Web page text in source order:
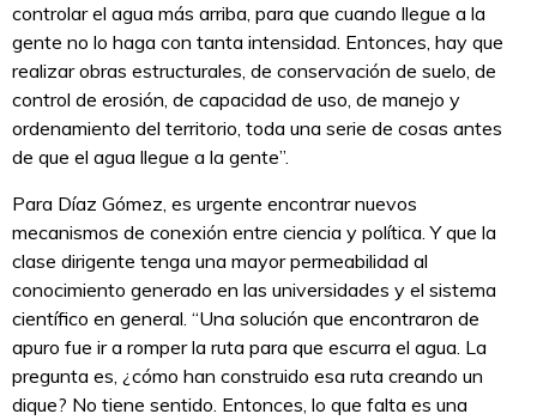
controlar el agua más arriba, para que cuando llegue a la
gente no lo haga con tanta intensidad. Entonces, hay que
realizar obras estructurales, de conservación de suelo, de
control de erosión, de capacidad de uso, de manejo y
ordenamiento del territorio, toda una serie de cosas antes
de que el agua llegue a la gente”.
Para Díaz Gómez, es urgente encontrar nuevos
mecanismos de conexión entre ciencia y política. Y que la
clase dirigente tenga una mayor permeabilidad al
conocimiento generado en las universidades y el sistema
científico en general. “Una solución que encontraron de
apuro fue ir a romper la ruta para que escurra el agua. La
pregunta es, ¿cómo han construido esa ruta creando un
dique? No tiene sentido. Entonces, lo que falta es una